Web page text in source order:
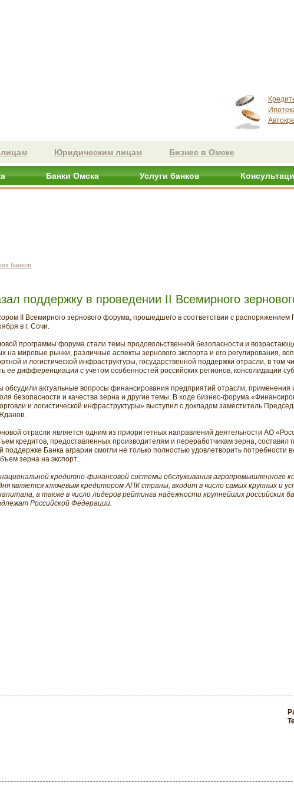
Юридическим лицам Бизнес в Омске
Банки Омска Услуги банков
банков
поддержку в проведении II Всемирного
II Всемирного зернового форума, прошедшего в соответствии с распоряжением
в г. Сочи.
программы форума стали темы продовольственной безопасности и
на мировые рынки, различные аспекты зернового экспорта и его регулирования,
и логистической инфраструктуры, государственной поддержки отрасли, в том
ее дифференциации с учетом особенностей российских регионов, консолидации
обсудили актуальные вопросы финансирования предприятий отрасли, применения
безопасности и качества зерна и другие темы. В ходе бизнес-форума
и логистической инфраструктуры» выступил с докладом заместитель
отрасли является одним из приоритетных направлений деятельности АО
кредитов, предоставленных производителям и переработчикам зерна, составил
Банка аграрии смогли не только полностью удовлетворить потребности
зерна на экспорт.
кредитно-финансовой системы обслуживания агропромышленного
является ключевым кредитором АПК страны, входит в число самых крупных и
а также в число лидеров рейтинга надежности крупнейших российских
Российской Федерации.